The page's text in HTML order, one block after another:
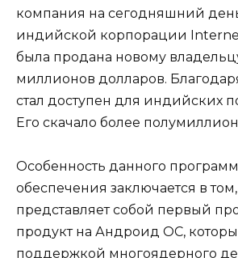
компания на сегодняшний
индийской корпорации
была продана новому
миллионов долларов.
стал доступен для индийских
Его скачало более
Особенность данного
обеспечения заключается в
представляет собой первый
продукт на Андроид ОС,
поддержкой многоядерного